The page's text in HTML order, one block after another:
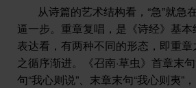
从诗篇的艺术结构看，“急”就急
逼一步。重章复唱，是《诗经》基
表达看，有两种不同的形态，即重
之循序渐进。《召南·草虫》首章末
句“我心则说”、末章末句“我心则夷”